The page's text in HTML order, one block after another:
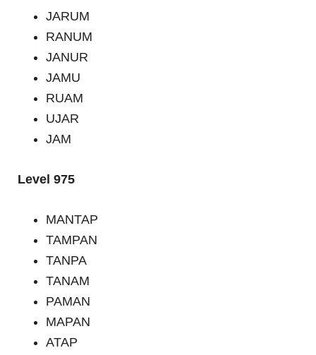
JARUM
RANUM
JANUR
JAMU
RUAM
UJAR
JAM
Level 975
MANTAP
TAMPAN
TANPA
TANAM
PAMAN
MAPAN
ATAP